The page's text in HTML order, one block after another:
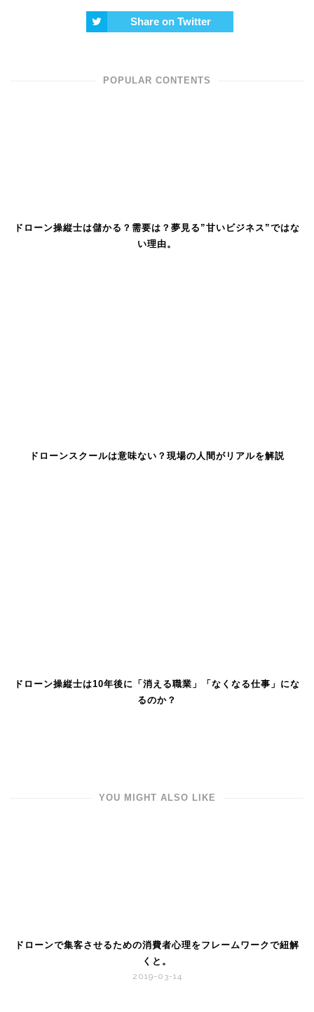
Share on Twitter
POPULAR CONTENTS
ドローン操縦士は儲かる？需要は？夢見る”甘いビジネス”ではな
い理由。
ドローンスクールは意味ない？現場の人間がリアルを解説
ドローン操縦士は10年後に「消える職業」「なくなる仕事」にな
るのか？
YOU MIGHT ALSO LIKE
ドローンで集客させるための消費者心理をフレームワークで紐解
くと。
2019-03-14